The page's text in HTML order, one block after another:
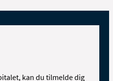
kan du tilmelde dig